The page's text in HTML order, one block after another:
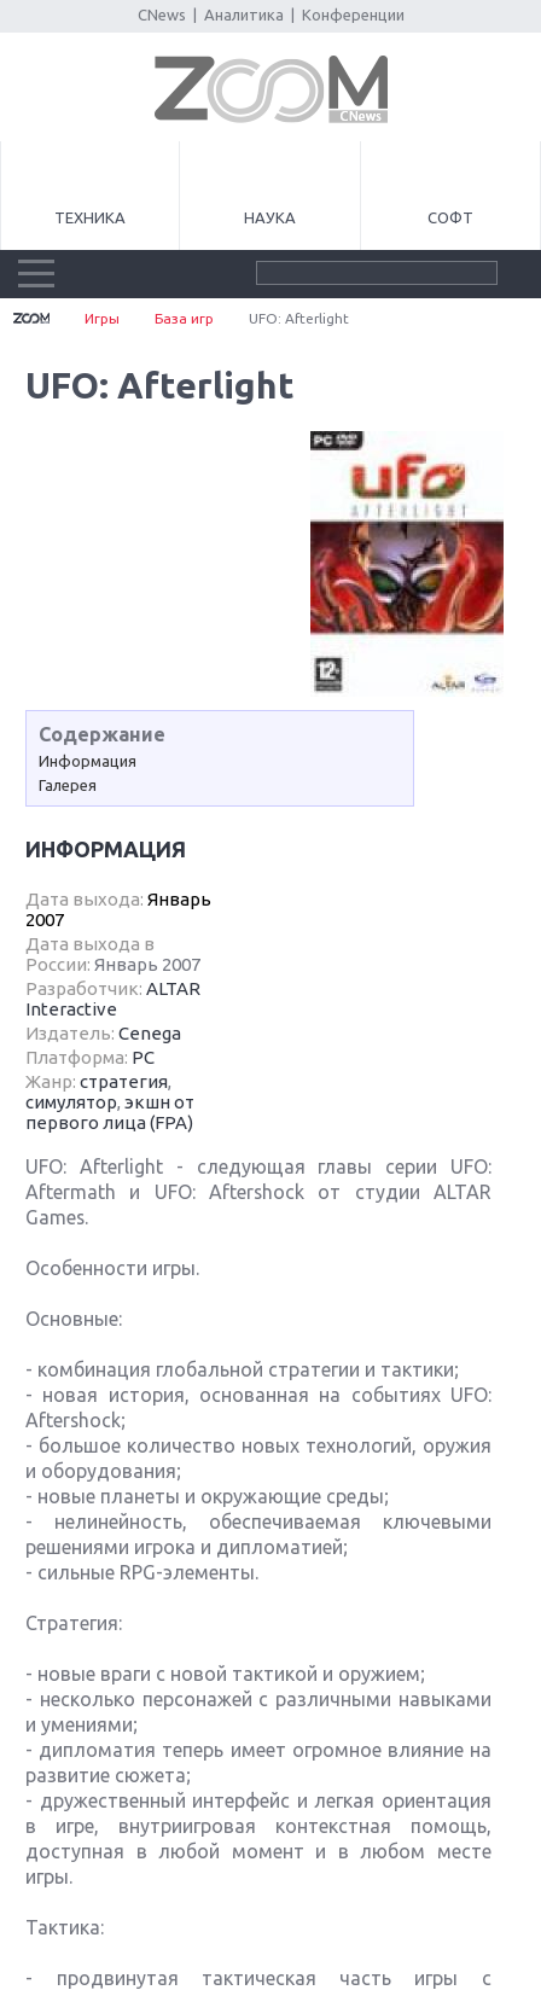
CNews Аналитика Конференции
ТЕХНИКА НАУКА СОФТ
Игры База игр UFO: Afterlight
UFO: Afterlight
Содержание
Информация
Галерея
ИНФОРМАЦИЯ
Дата выхода:Январь
2007
Дата выхода в
России:Январь 2007
Разработчик:ALTAR
Interactive
Издатель:Cenega
Платформа: PC
Жанр:стратегия,
симулятор,экшн от
первого лица (FPA)
UFO: Afterlight - следующая главы серии UFO:
Aftermath и UFO: Aftershock от студии ALTAR
Games.
Особенности игры.
Основные:
- комбинация глобальной стратегии и тактики;
- новая история, основанная на событиях UFO:
Aftershock;
- большое количество новых технологий, оружия
и оборудования;
- новые планеты и окружающие среды;
- нелинейность, обеспечиваемая ключевыми
решениями игрока и дипломатией;
- сильные RPG-элементы.
Стратегия:
- новые враги с новой тактикой и оружием;
- несколько персонажей с различными навыками
и умениями;
- дипломатия теперь имеет огромное влияние на
развитие сюжета;
- дружественный интерфейс и легкая ориентация
в игре, внутриигровая контекстная помощь,
доступная в любой момент и в любом месте
игры.
Тактика:
- продвинутая тактическая часть игры с